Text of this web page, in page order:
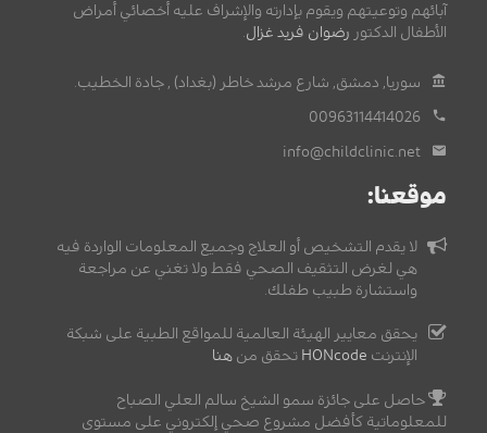
آبائهم وتوعيتهم ويقوم بإدارته والإشراف عليه أخصائي أمراض
الأطفال الدكتور رضوان فريد غزال
سوريا, دمشق, شارع مرشد خاطر (بغداد) , جادة الخطيب.
00963114414026
info@childclinic.net
موقعنا:
لا يقدم التشخيص أو العلاج وجميع المعلومات الواردة فيه
هي لغرض التثقيف الصحي فقط ولا تغني عن مراجعة
واستشارة طبيب طفلك.
يحقق معايير الهيئة العالمية للمواقع الطبية على شبكة
الإنترنت HONcode تحقق من هنا
حاصل على جائزة سمو الشيخ سالم العلي الصباح
للمعلوماتية كأفضل مشروع صحي إلكتروني على مستوى